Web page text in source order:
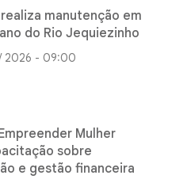
manutenção em
do Rio Jequiezinho
2026 - 09:00
Mulher
sobre
e gestão financeira